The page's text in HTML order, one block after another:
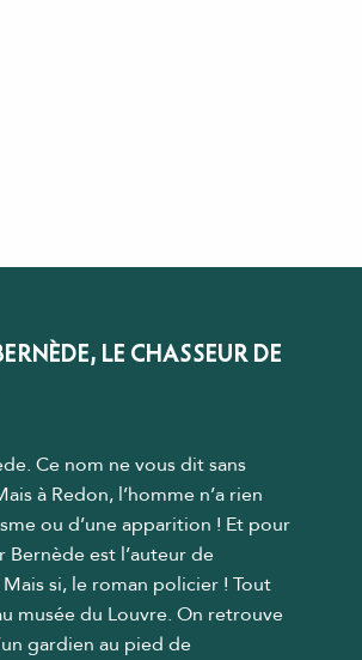
LE CHASSEUR DE
Ce nom ne vous dit sans
à Redon, l’homme n’a rien
ou d’une apparition ! Et pour
Bernède est l’auteur de
si, le roman policier ! Tout
musée du Louvre. On retrouve
gardien au pied de